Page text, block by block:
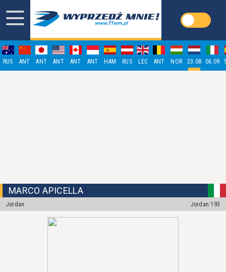
RUS ANT ANT ANT ANT ANT HAM RUS LEC ANT NOR 23.08 06.09
MARCO APICELLA
Jordan Jordan 193